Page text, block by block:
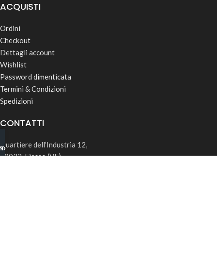
ACQUISTI
Ordini
Checkout
Dettagli account
Wishlist
Password dimenticata
Termini & Condizioni
Spedizioni
CONTATTI
Quartiere dell’Industria 12,
30032, Fiesso (VE)
B2B